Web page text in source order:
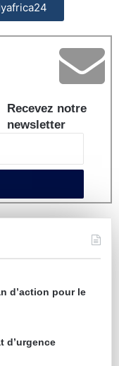
Recevez notre
newsletter
d’action pour le
d’urgence